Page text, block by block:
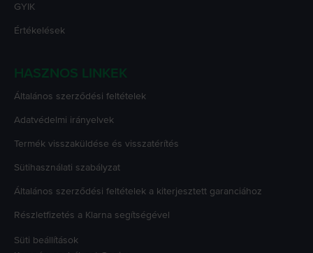
GYIK
Értékelések
HASZNOS LINKEK
Általános szerződési feltételek
Adatvédelmi irányelvek
Termék visszaküldése és visszatérítés
Sütihasználati szabályzat
Általános szerződési feltételek a kiterjesztett garanciához
Részletfizetés a Klarna segítségével
Süti beállítások